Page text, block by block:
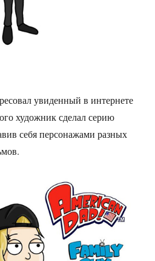
увиденный в интернете
художник сделал серию
себя персонажами разных